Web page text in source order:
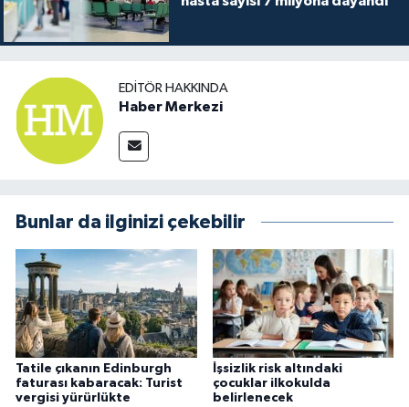
EDITÖR HAKKINDA
Haber Merkezi
Bunlar da ilginizi çekebilir
Tatile çıkanın Edinburgh
faturası kabaracak: Turist
vergisi yürürlükte
İşsizlik risk altındaki
çocuklar ilkokulda
belirlenecek